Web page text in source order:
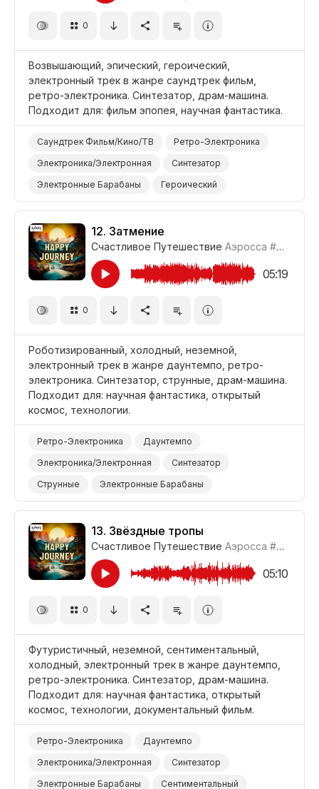
Поднимающий Настроение
Таинственный
Видео Игры
Война/Военный
Фильм Историческая Драма
Фильм Фэнтези
Фильм/Кино
0
Возвышающий, эпический, героический,
электронный трек в жанре саундтрек фильм,
ретро-электроника. Синтезатор, драм-машина.
Подходит для: фильм эпопея, научная фантастика.
Саундтрек Фильм/Кино/ТВ
Ретро-Электроника
Электроника/Электронная
Синтезатор
Электронные Барабаны
Героический
Эпический
Поднимающий Настроение
Наука/Технология/Производство
Фильм Научная Фантастика
Фильм/Кино
12. Затмение
Счастливое Путешествие Аэросса #CUP021_12
05:19
0
Роботизированный, холодный, неземной,
электронный трек в жанре даунтемпо, ретро-
электроника. Синтезатор, струнные, драм-машина.
Подходит для: научная фантастика, открытый
космос, технологии.
Ретро-Электроника
Даунтемпо
Электроника/Электронная
Синтезатор
Струнные
Электронные Барабаны
Роботизированный
Неземной
Наука/Технология/Производство
Открытый Космос
Фильм Научная Фантастика
13. Звёздные тропы
Счастливое Путешествие Аэросса #CUP021_13
05:10
0
Футуристичный, неземной, сентиментальный,
холодный, электронный трек в жанре даунтемпо,
ретро-электроника. Синтезатор, драм-машина.
Подходит для: научная фантастика, открытый
космос, технологии, документальный фильм.
Ретро-Электроника
Даунтемпо
Электроника/Электронная
Синтезатор
Электронные Барабаны
Сентиментальный